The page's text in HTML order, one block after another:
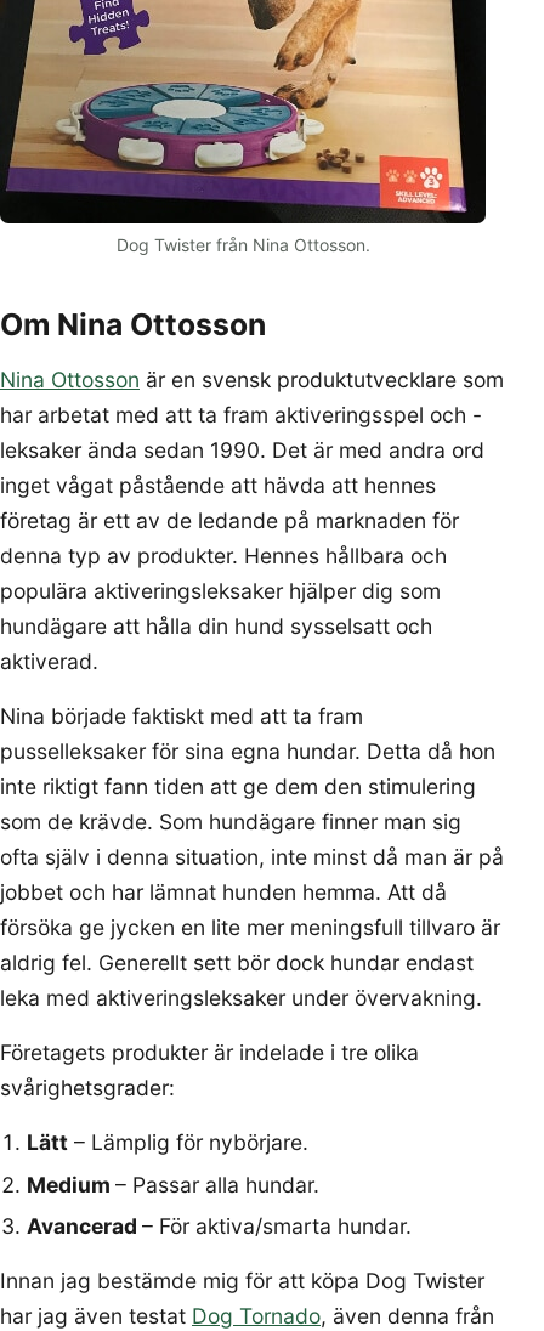
Dog Twister från Nina Ottosson.
Om Nina Ottosson
Nina Ottosson är en svensk produktutvecklare som
har arbetat med att ta fram aktiveringsspel och -
leksaker ända sedan 1990. Det är med andra ord
inget vågat påstående att hävda att hennes
företag är ett av de ledande på marknaden för
denna typ av produkter. Hennes hållbara och
populära aktiveringsleksaker hjälper dig som
hundägare att hålla din hund sysselsatt och
aktiverad.
Nina började faktiskt med att ta fram
pusselleksaker för sina egna hundar. Detta då hon
inte riktigt fann tiden att ge dem den stimulering
som de krävde. Som hundägare finner man sig
ofta själv i denna situation, inte minst då man är på
jobbet och har lämnat hunden hemma. Att då
försöka ge jycken en lite mer meningsfull tillvaro är
aldrig fel. Generellt sett bör dock hundar endast
leka med aktiveringsleksaker under övervakning.
Företagets produkter är indelade i tre olika
svårighetsgrader:
Lätt – Lämplig för nybörjare.
Medium– Passar alla hundar.
Avancerad– För aktiva/smarta hundar.
Innan jag bestämde mig för att köpa Dog Twister
har jag även testat Dog Tornado, även denna från